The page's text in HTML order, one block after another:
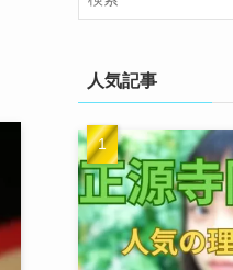
人気記事